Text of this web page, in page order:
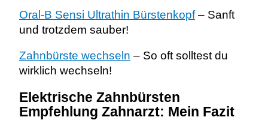
Oral-B Sensi Ultrathin Bürstenkopf– Sanft
und trotzdem sauber!
Zahnbürste wechseln – So oft solltest du
wirklich wechseln!
Elektrische Zahnbürsten
Empfehlung Zahnarzt: Mein Fazit